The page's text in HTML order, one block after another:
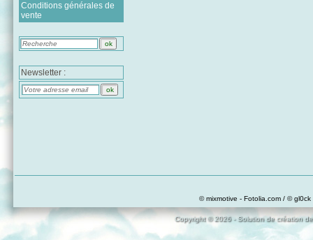
Conditions générales de
vente
Newsletter :
© mixmotive - Fotolia.com / ©
Copyright © 2026 - Solution de création